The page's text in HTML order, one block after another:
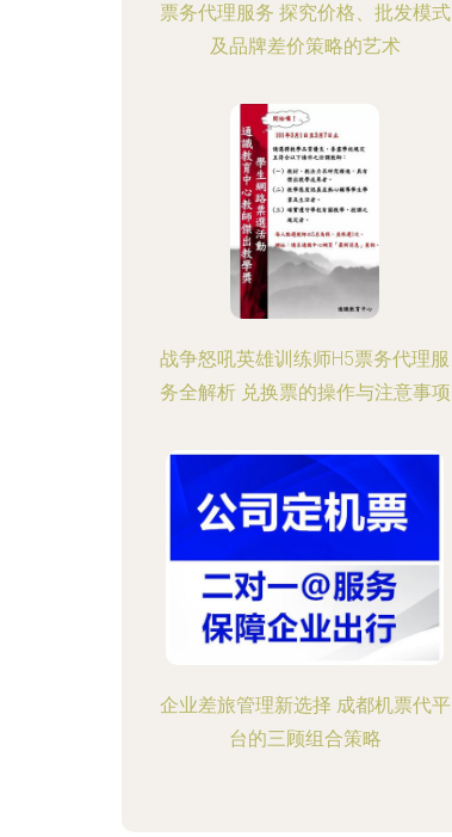
票务代理服务 探究价格、批发模式
及品牌差价策略的艺术
战争怒吼英雄训练师H5票务代理服
务全解析 兑换票的操作与注意事项
企业差旅管理新选择 成都机票代平
台的三顾组合策略